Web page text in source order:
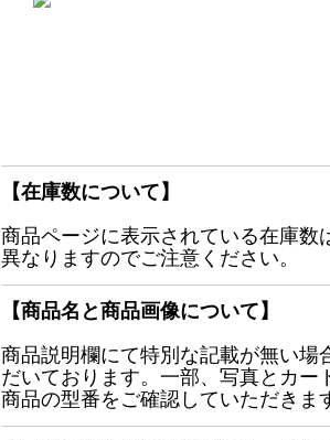
【在庫数について】
商品ページに表示されている在庫数
異なりますのでご注意ください。
【商品名と商品画像について】
商品説明欄にて特別な記載が無い場
だいております。一部、写真とカ
商品の型番をご確認していただきま